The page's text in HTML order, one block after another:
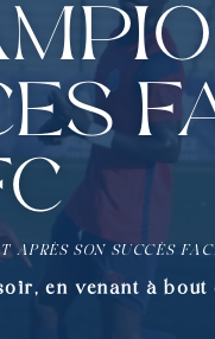
APRÈS SON SUCCÈS
en venant à bout